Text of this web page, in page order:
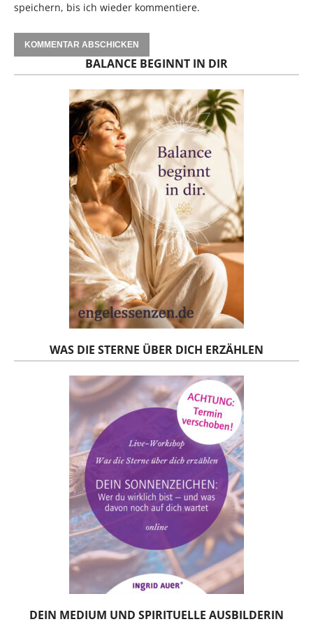
speichern, bis ich wieder kommentiere.
BALANCE BEGINNT IN DIR
WAS DIE STERNE ÜBER DICH ERZÄHLEN
DEIN MEDIUM UND SPIRITUELLE AUSBILDERIN